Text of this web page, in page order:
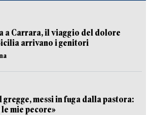
a Carrara, il viaggio del dolore
arrivano i genitori
messi in fuga dalla pastora:
mie pecore»